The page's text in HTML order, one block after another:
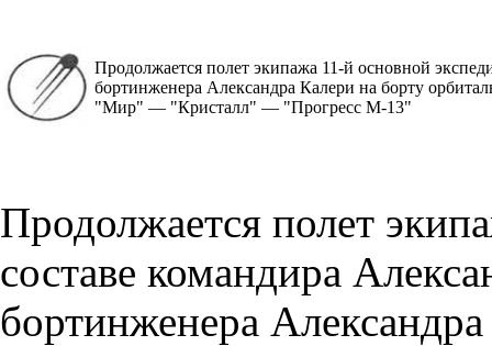
Продолжается полет экипажа 11-й основной
бортинженера Александра Калери на борту
"Мир" — "Кристалл" — "Прогресс М-13"
Продолжается полет
составе командира
бортинженера